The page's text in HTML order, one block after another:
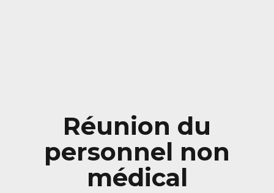
Réunion du
personnel non
médical